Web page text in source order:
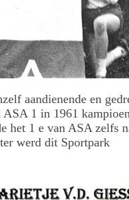
aandienende en
1 in 1961
het 1 e van ASA zelfs
werd dit Sportpark